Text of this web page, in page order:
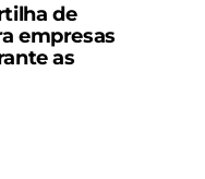
de
empresas
as